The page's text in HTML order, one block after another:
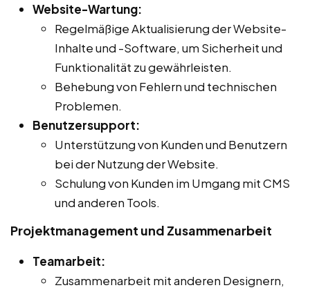
Website-Wartung:
Regelmäßige Aktualisierung der Website-
Inhalte und -Software, um Sicherheit und
Funktionalität zu gewährleisten.
Behebung von Fehlern und technischen
Problemen.
Benutzersupport:
Unterstützung von Kunden und Benutzern
bei der Nutzung der Website.
Schulung von Kunden im Umgang mit CMS
und anderen Tools.
Projektmanagement und Zusammenarbeit
Teamarbeit:
Zusammenarbeit mit anderen Designern,